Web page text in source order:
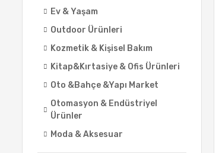
Ev & Yaşam
Outdoor Ürünleri
Kozmetik & Kişisel Bakım
Kitap&Kırtasiye & Ofis Ürünleri
Oto &Bahçe &Yapı Market
Otomasyon & Endüstriyel
Ürünler
Moda & Aksesuar